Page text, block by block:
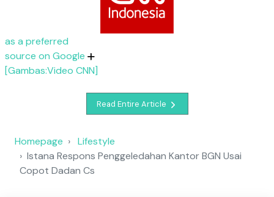
as a preferred
source on Google
[Gambas:Video CNN]
Read Entire Article
Homepage
Lifestyle
Istana Respons Penggeledahan Kantor BGN Usai
Copot Dadan Cs